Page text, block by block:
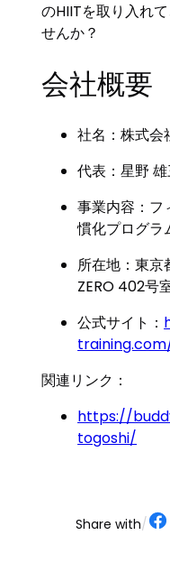
のHIITを取り入れ
せんか？
会社概要
社名：株式会
代表：星野
事業内容：フ
慣化プログラ
所在地：東京
ZERO 402号
公式サイト：
関連リンク：
https://
togoshi/
Share with/